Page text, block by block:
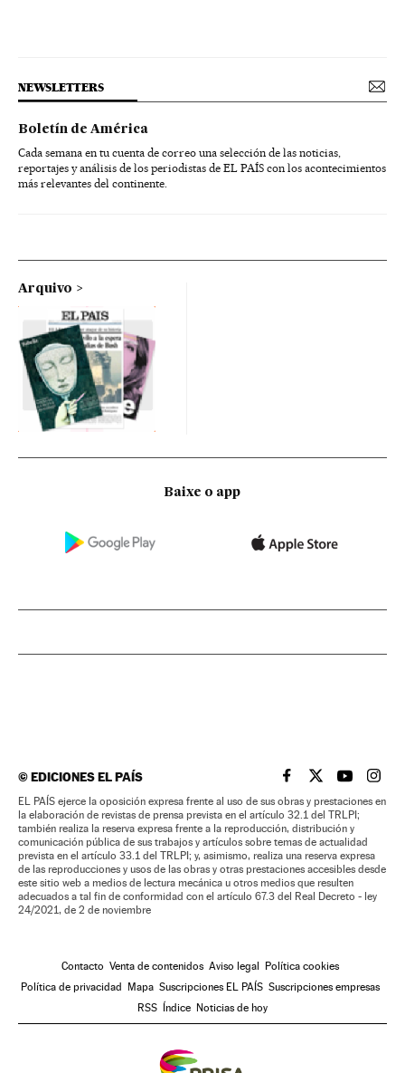
NEWSLETTERS
Boletín de América
Cada semana en tu cuenta de correo una selección de las noticias,
reportajes y análisis de los periodistas de EL PAÍS con los acontecimientos
más relevantes del continente.
Arquivo
Baixe o app
©EDICIONES EL PAÍS EL PAÍS BRASIL EN
EL PAÍSEL PAÍS
EL
EL PAÍS ejerce la oposición expresa frente al uso de sus obras y prestaciones en
la elaboración de revistas de prensa prevista en el artículo 32.1 del TRLPI;
también realiza la reserva expresa frente a la reproducción, distribución y
comunicación pública de sus trabajos y artículos sobre temas de actualidad
prevista en el artículo 33.1 del TRLPI; y, asimismo, realiza una reserva expresa
de las reproducciones y usos de las obras y otras prestaciones accesibles desde
este sitio web a medios de lectura mecánica u otros medios que resulten
adecuados a tal fin de conformidad con el artículo 67.3 del Real Decreto - ley
24/2021, de 2 de noviembre
Contacto Venta de contenidos Aviso legal Política cookies
Política de privacidad Mapa Suscripciones EL PAÍS Suscripciones empresas
RSS Índice Noticias de hoy